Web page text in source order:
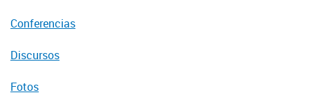
Conferencias
Discursos
Fotos